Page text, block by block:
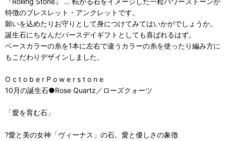
特徴のブレスレット・アンクレットです。
願いを込めたりお守りとして身につけてみてはいかがでしょうか。
誕生石にちなんだバースデイギフトとしても喜ばれるはず。
ベースカラーの糸を1本に左右で違うカラーの糸を使ったり編み方に
もこだわりデザインしました。
O c t o b e r P o w e r s t o n e
10月の誕生石●Rose Quartz／ローズクォーツ
「愛を育む石」
?愛と美の女神「ヴィーナス」の石。愛と優しさの象徴